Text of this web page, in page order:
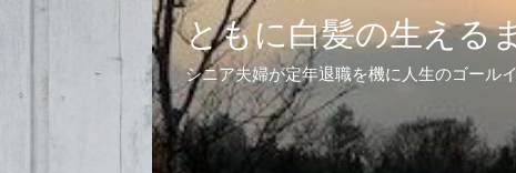
ともに白髪の生える
シニア夫婦が定年退職を機に人生のゴール